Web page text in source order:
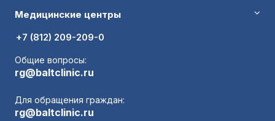
Медицинские центры
+7 (812) 209-209-0
Общие вопросы:
rg@baltclinic.ru
Для обращения граждан:
rg@baltclinic.ru